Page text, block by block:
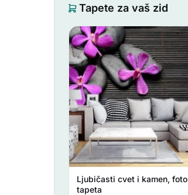
Tapete za vaš zid
Ljubičasti cvet i kamen, foto
tapeta